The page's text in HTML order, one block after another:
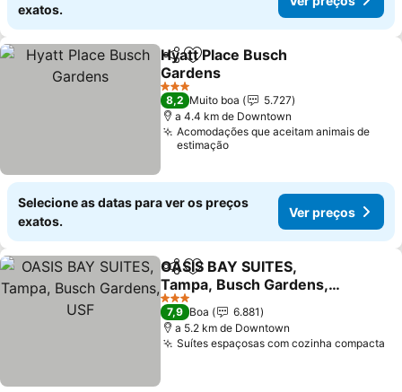
exatos.
PartilharAdicionar aos favoritos
Hyatt Place Busch
Gardens
3 Estrelas
8,2 Muito boa
5.727
a 4.4 km de Downtown
Acomodações que aceitam animais de
estimação
Selecione as datas para ver os preços
exatos.
Ver preços
PartilharAdicionar aos favoritos
OASIS BAY SUITES,
Tampa, Busch Gardens,
USF
3 Estrelas
7,9 Boa
6.881
a 5.2 km de Downtown
Suítes espaçosas com cozinha compacta